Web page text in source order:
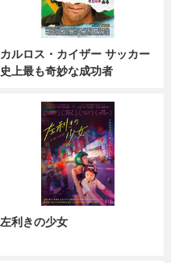
カルロス・カイザー サッカー
史上最も奇妙な成功者
左利きの少女